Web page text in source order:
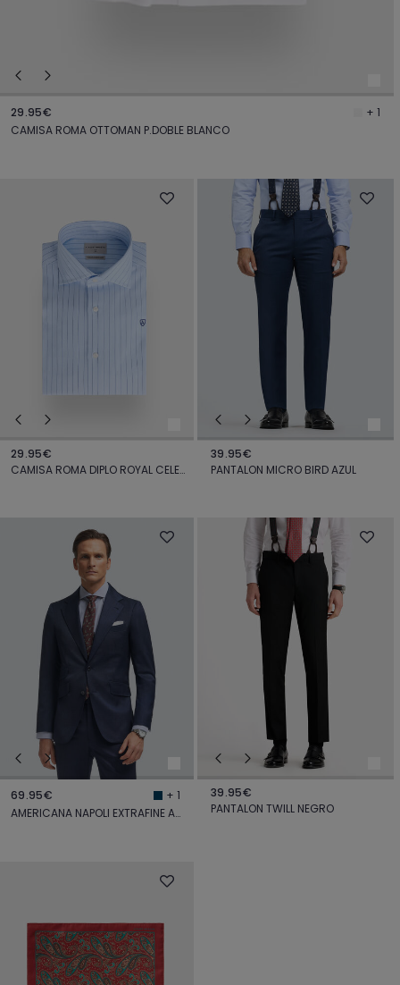
29.95€
+ 1
CAMISA ROMA OTTOMAN P.DOBLE BLANCO
29.95€
CAMISA ROMA DIPLO ROYAL CELESTE
39.95€
PANTALON MICRO BIRD AZUL
69.95€
+ 1
AMERICANA NAPOLI EXTRAFINE AZUL MARINO
39.95€
PANTALON TWILL NEGRO